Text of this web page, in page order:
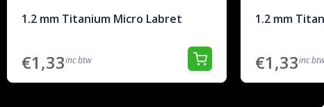
1.2 mm Titanium Micro Labret
€1,33inc btw
1.2 mm
€1,33inc